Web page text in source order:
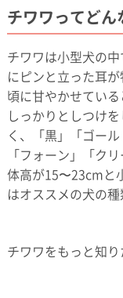
チワワってどん
チワワは小型犬の
にピンと立った耳
頃に甘やかせてい
しっかりとしつけ
く、「黒」「ゴー
「フォーン」「ク
体高が15〜23cmと
はオススメの犬の種
チワワをもっと知り